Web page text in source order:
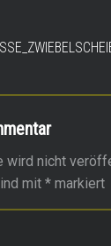
wird nicht
mit *markiert